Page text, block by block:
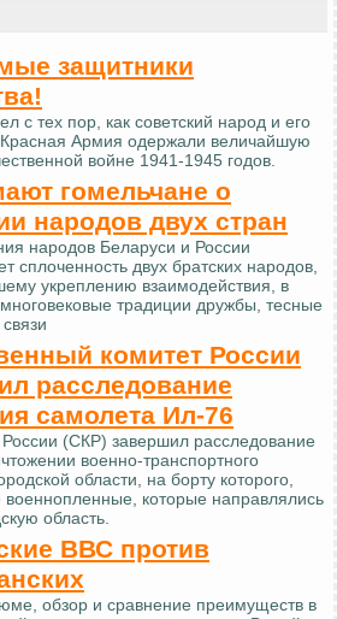
защитники
с тех пор, как советский народ и его
Армия одержали величайшую
войне 1941-1945 годов.
гомельчане о
народов двух стран
народов Беларуси и России
сплоченность двух братских народов,
укреплению взаимодействия, в
традиции дружбы, тесные
комитет России
расследование
самолета Ил-76
(СКР) завершил расследование
военно-транспортного
области, на борту которого,
военнопленные, которые направлялись
область.
ВВС против
обзор и сравнение преимуществ в